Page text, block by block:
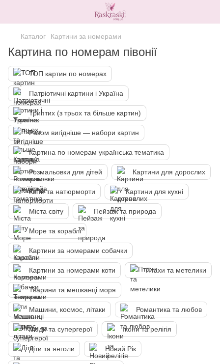
Каталог Картини за номерами
Картина по номерам півонії
ТОП картин по номерах
Патріотичні картини і Україна
Триптих (з трьох та більше картин)
Разом вигідніше — набори картин
Картина по номерам українська тематика
Розмальовки для дітей Картини для дорослих
Квіти та натюрморти Картини для кухні
Міста світу Пейзаж та природа
Море та кораблі
Картини за номерами собачки
Картини за номерами коти Птахи та метелики
Тварини та мешканці моря
Машини, космос, літаки Романтика та любов
Люди та супергерої Ікони та релігія
Діти та янголи Новий Рік